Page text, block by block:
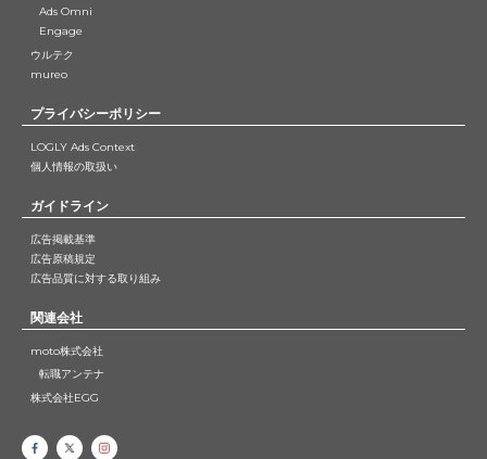
Ads Omni
Engage
ウルテク
mureo
プライバシーポリシー
LOGLY Ads Context
個人情報の取扱い
ガイドライン
広告掲載基準
広告原稿規定
広告品質に対する取り組み
関連会社
moto株式会社
転職アンテナ
株式会社EGG